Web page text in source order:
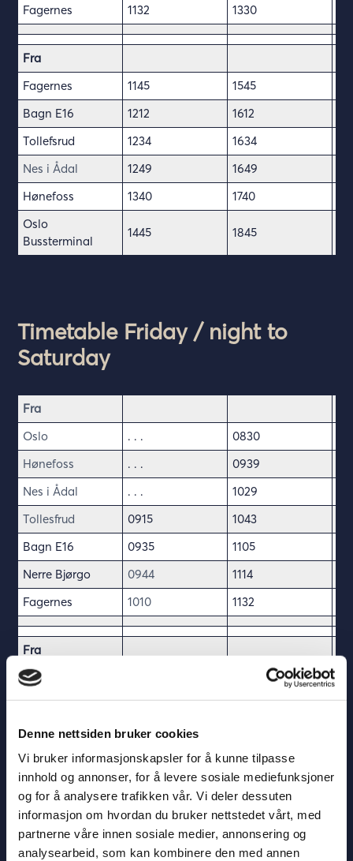
Denne nettsiden bruker cookies
Vi bruker informasjonskapsler for å kunne tilpasse
innhold og annonser, for å levere sosiale mediefunksjoner
og for å analysere trafikken vår. Vi deler dessuten
informasjon om hvordan du bruker nettstedet vårt, med
partnerne våre innen sosiale medier, annonsering og
analysearbeid, som kan kombinere den med annen
Fagernes
1132 1330
Fra
Fagernes
1145 1545
Bagn E16
1212 1612
Tollefsrud
1234 1634
Nes i Ådal
1249 1649
Hønefoss
1340 1740
Oslo
Bussterminal
1445 1845
Timetable Friday / night to
Saturday
Fra
Oslo
. . . 0830
Hønefoss
. . . 0939
Nes i Ådal
. . . 1029
Tollesfrud
0915 1043
Bagn E16
0935 1105
Nerre Bjørgo
0944 1114
Fagernes
1010 1132
Fra
Fagernes
Bagn E16
1212 1612
Tollefsrud
1234
Nes i Ådal
1249 1649
Hønefoss
1340 1740
Oslo
Bussterminal
1445 1845